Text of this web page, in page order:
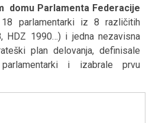
domu Parlamenta Federacije
parlamentarki iz 8 različitih
HDZ 1990…) i jedna nezavisna
plan delovanja, definisale
i izabrale prvu